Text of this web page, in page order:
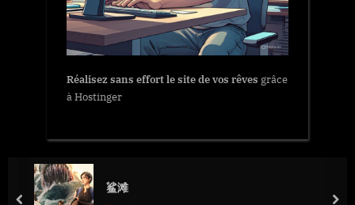
Réalisez sans effort le site de vos rêves grâce
à Hostinger
鲨滩